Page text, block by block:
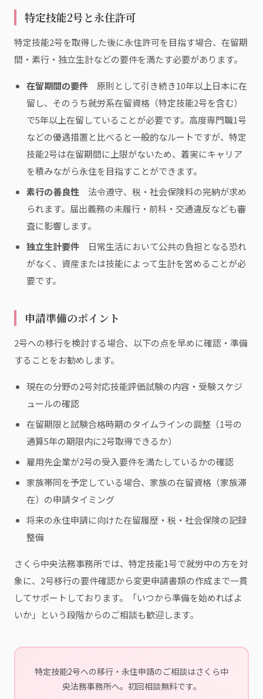
特定技能2号と永住許可
特定技能2号を取得した後に永住許可を目指す場合、在留期
間・素行・独立生計などの要件を満たす必要があります。
在留期間の要件 原則として引き続き10年以上日本に在
留し、そのうち就労系在留資格（特定技能2号を含む）
で5年以上在留していることが必要です。高度専門職1号
などの優遇措置と比べると一般的なルートですが、特定
技能2号は在留期間に上限がないため、着実にキャリア
を積みながら永住を目指すことができます。
素行の善良性 法令遵守、税・社会保険料の完納が求め
られます。届出義務の未履行・前科・交通違反なども審
査に影響します。
独立生計要件 日常生活において公共の負担となる恐れ
がなく、資産または技能によって生計を営めることが必
要です。
申請準備のポイント
2号への移行を検討する場合、以下の点を早めに確認・準備
することをお勧めします。
現在の分野の2号対応技能評価試験の内容・受験スケジ
ュールの確認
在留期限と試験合格時期のタイムラインの調整（1号の
通算5年の期限内に2号取得できるか）
雇用先企業が2号の受入要件を満たしているかの確認
家族帯同を予定している場合、家族の在留資格（家族滞
在）の申請タイミング
将来の永住申請に向けた在留履歴・税・社会保険の記録
整備
さくら中央法務事務所では、特定技能1号で就労中の方を対
象に、2号移行の要件確認から変更申請書類の作成まで一貫
してサポートしております。「いつから準備を始めればよ
いか」という段階からのご相談も歓迎します。
特定技能2号への移行・永住申請のご相談はさくら中
央法務事務所へ。初回相談無料です。